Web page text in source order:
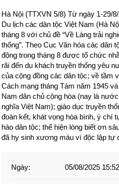
Hà Nội (TTXVN 5/8) Từ ngày 1-29/
Du lịch các dân tộc Việt Nam (Hà
tháng 8 với chủ đề “Về Làng trải
thống”. Theo Cục Văn hóa các dân
động trong tháng 8 được tổ chức
rãi đến du khách truyền thống yêu
của cộng đồng các dân tộc; về tầm
Cách mạng tháng Tám năm 1945
Nam dân chủ cộng hòa (nay là
nghĩa Việt Nam); giáo dục truyền
đoàn kết, khát vọng hòa bình, ý
hào dân tộc; thể hiện lòng biết ơn
đã hy sinh xương máu vì độc lập tự
Ngày: 05/08/2025 15:52